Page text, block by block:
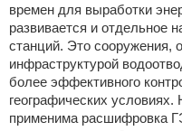
времен для выработки
развивается и отдельное
станций. Это сооружения,
инфраструктурой
более эффективного
географических
применима расшифровка